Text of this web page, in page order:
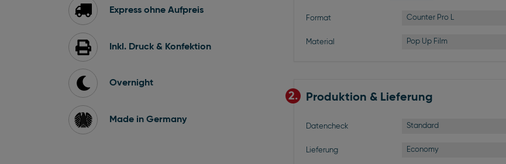
Bildgalerie
springen
Express ohne Aufpreis
Inkl. Druck & Konfektion
Overnight
Made in Germany
Format Counter Pro L
Material Pop Up Film
2. Produktion & Lieferung
Datencheck Standard
Lieferung Economy